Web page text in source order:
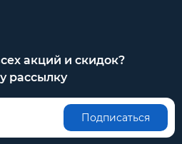
акций и скидок?
рассылку
Подписаться